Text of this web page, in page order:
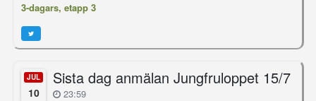
3-dagars, etapp 3
JUL
10
Sista dag anmälan Jungfruloppet 15/7
23:59